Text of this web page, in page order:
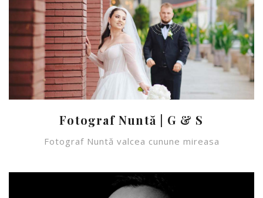
Fotograf Nuntă | G & S
Fotograf Nuntă valcea cunune mireasa